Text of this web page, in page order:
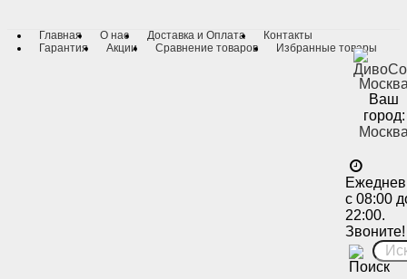
Главная О нас Доставка и Оплата
Контакты
Гарантия
Акции Сравнение товаров Избранные товары
Ваш
город:
с 08:00
22:00.
Звоните!